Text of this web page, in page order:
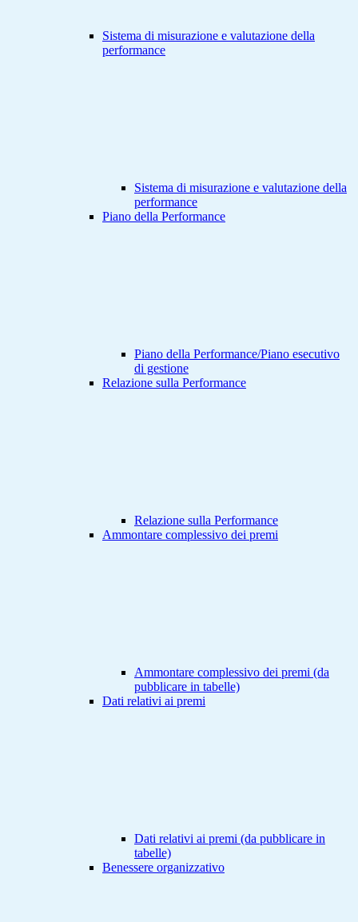
Sistema di misurazione e valutazione della
performance
Sistema di misurazione e valutazione della
performance
Piano della Performance
Piano della Performance/Piano esecutivo
di gestione
Relazione sulla Performance
Relazione sulla Performance
Ammontare complessivo dei premi
Ammontare complessivo dei premi (da
pubblicare in tabelle)
Dati relativi ai premi
Dati relativi ai premi (da pubblicare in
tabelle)
Benessere organizzativo